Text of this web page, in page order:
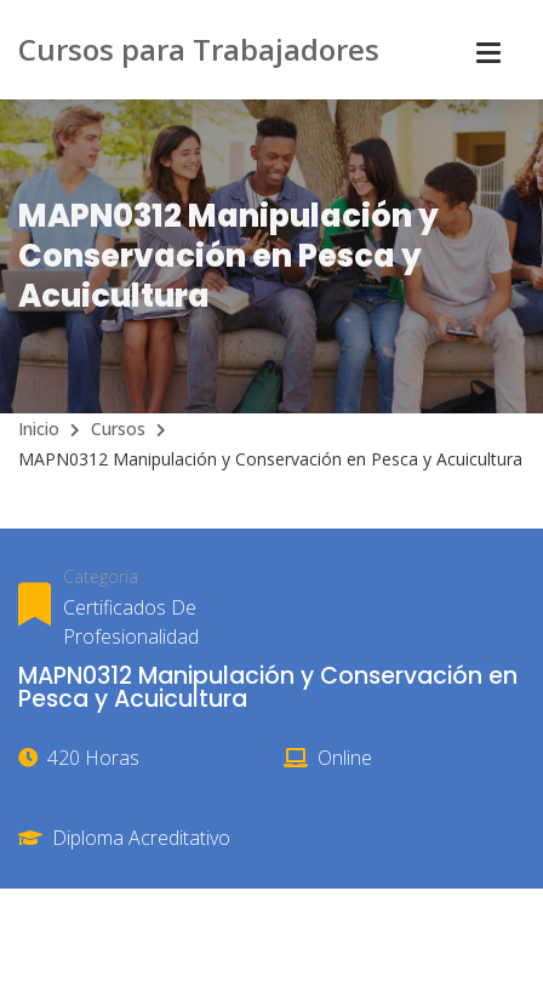
Cursos para Trabajadores
MAPN0312 Manipulación y
Conservación en Pesca y
Acuicultura
Inicio
Cursos
MAPN0312 Manipulación y Conservación en Pesca y Acuicultura
Categoría
Certificados De
Profesionalidad
MAPN0312 Manipulación y Conservación en
Pesca y Acuicultura
420 Horas Online
Diploma Acreditativo